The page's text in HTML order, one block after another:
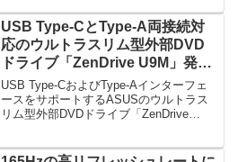
USB Type-CとType-A両接続対
応のウルトラスリム型外部DVD
ドライブ「ZenDrive U9M」発
売！柔軟な互換性でWindowと
Macに対応！
USB Type-CおよびType-Aインターフェ
ースをサポートするASUSのウルトラス
リム型外部DVDドライブ「ZenDrive